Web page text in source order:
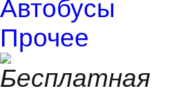
Автобусы
Прочее